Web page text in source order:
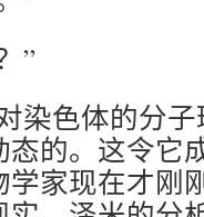
”
染色体的分
的。这令它
家现在才刚